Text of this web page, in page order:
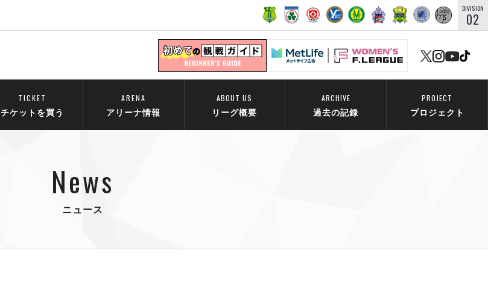
DIVISION
02
TICKET
チケットを買う
ARENA
アリーナ情報
ABOUT US
リーグ概要
ARCHIVE
過去の記録
PROJECT
プロジェクト
News
ニュース